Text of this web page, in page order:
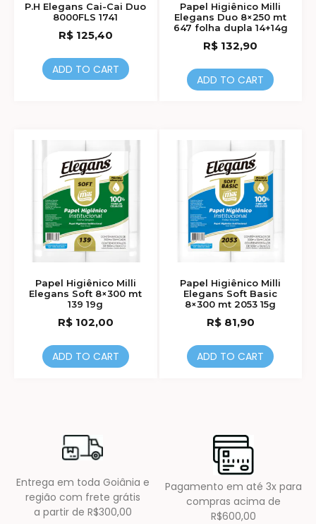
P.H Elegans Cai-Cai Duo
8000FLS 1741
R$125,40
ADD TO CART
Papel Higiênico Milli
Elegans Duo 8×250 mt
647 folha dupla 14+14g
R$ 132,90
ADD TO CART
Papel Higiênico Milli
Elegans Soft 8×300 mt
139 19g
R$102,00
ADD TO CART
Papel Higiênico Milli
Elegans Soft Basic
8×300 mt 2053 15g
R$81,90
ADD TO CART
Entrega em toda Goiânia e
região com frete grátis
a partir de R$300,00
Pagamento em até 3x para
compras acima de
R$600,00